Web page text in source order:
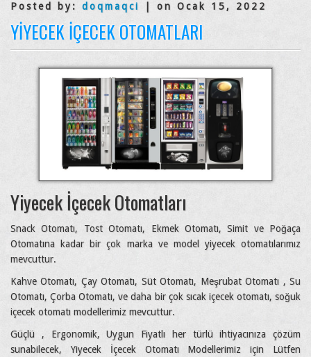
Posted by: doqmaqci | on Ocak 15, 2022
YIYECEK İÇECEK OTOMATLARI
Yiyecek İçecek Otomatları
Snack Otomatı, Tost Otomatı, Ekmek Otomatı, Simit ve Poğaça
Otomatına kadar bir çok marka ve model yiyecek otomatılarımız
mevcuttur.
Kahve Otomatı, Çay Otomatı, Süt Otomatı, Meşrubat Otomatı , Su
Otomatı, Çorba Otomatı, ve daha bir çok sıcak içecek otomatı, soğuk
içecek otomatı modellerimiz mevcuttur.
Güçlü , Ergonomik, Uygun Fiyatlı her türlü ihtiyacınıza çözüm
sunabilecek, Yiyecek İçecek Otomatı Modellerimiz için Lütfen